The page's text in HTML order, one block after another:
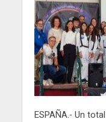
ESPAÑA.- Un